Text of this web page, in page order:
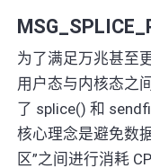
为了满足万兆甚至
用户态与内核态之
了 splice() 和
核心理念是避免数
区”之间进行消耗